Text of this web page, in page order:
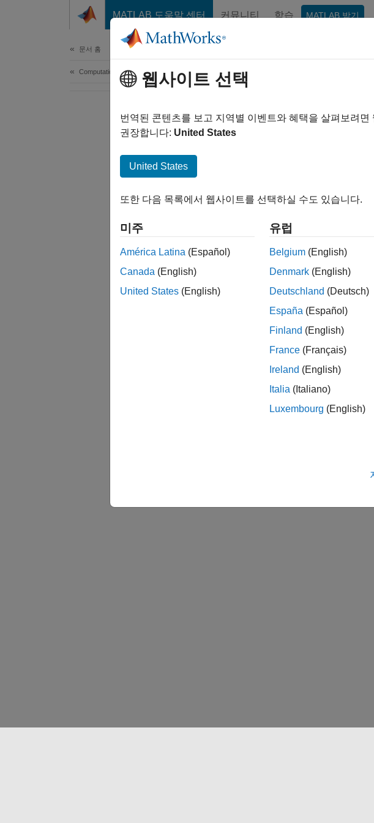
MATLAB 도움말 센터 커뮤니티 학습 MATLAB 받기
문서 홈
Computational Finance웹사이트 선택
번역된 콘텐츠를 보고 지역별 이벤트와 혜택을 살펴보려
권장합니다: United States
United States
또한 다음 목록에서 웹사이트를 선택하실 수도 있습니다.
미주
América Latina (Español)
Canada (English)
United States (English)
유럽
Belgium (English)
Denmark (English)
Deutschland (Deutsch)
España (Español)
Finland (English)
France (Français)
Ireland (English)
Italia (Italiano)
Luxembourg (English)